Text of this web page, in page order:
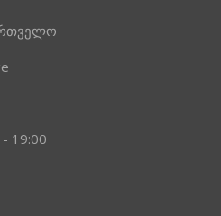
19:00